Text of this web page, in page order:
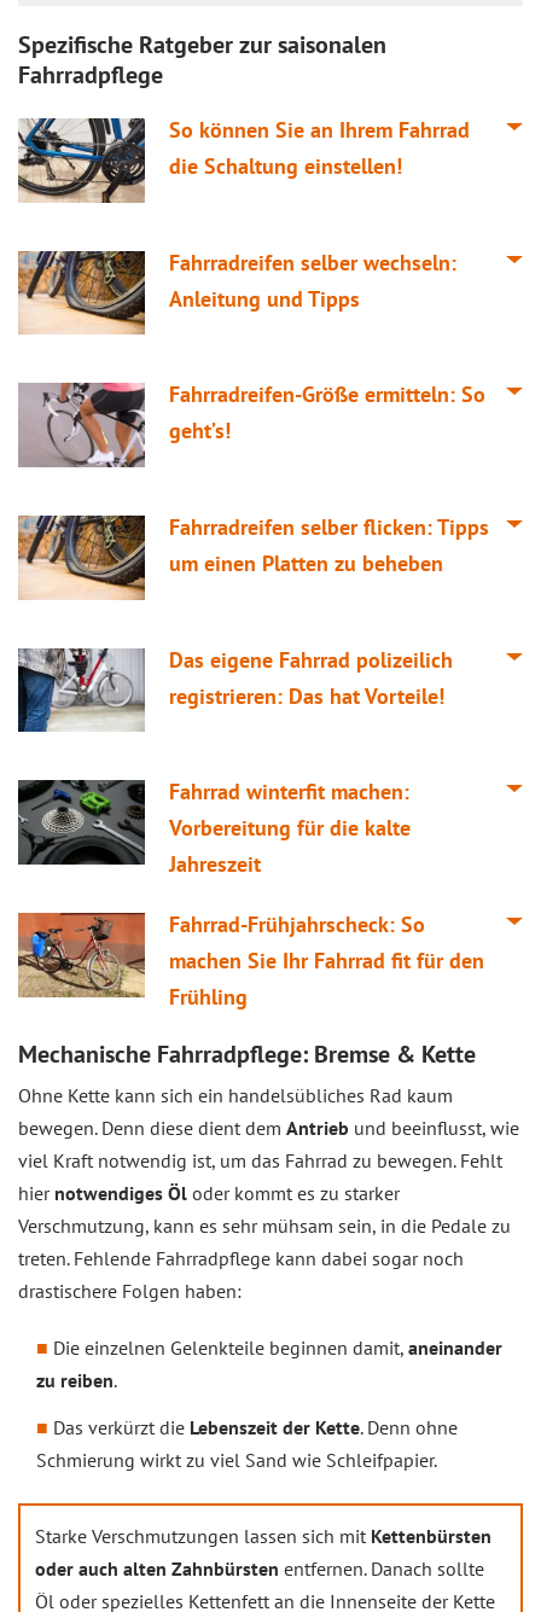
Spezifische Ratgeber zur saisonalen
Fahrradpflege
So können Sie an Ihrem Fahrrad
die Schaltung einstellen!
Fahrradreifen selber wechseln:
Anleitung und Tipps
Fahrradreifen-Größe ermitteln: So
geht’s!
Fahrradreifen selber flicken: Tipps
um einen Platten zu beheben
Das eigene Fahrrad polizeilich
registrieren: Das hat Vorteile!
Fahrrad winterfit machen:
Vorbereitung für die kalte
Jahreszeit
Fahrrad-Frühjahrscheck: So
machen Sie Ihr Fahrrad fit für den
Frühling
Mechanische Fahrradpflege: Bremse & Kette
Ohne Kette kann sich ein handelsübliches Rad kaum
bewegen. Denn diese dient dem Antrieb und beeinflusst, wie
viel Kraft notwendig ist, um das Fahrrad zu bewegen. Fehlt
hier notwendiges Öl oder kommt es zu starker
Verschmutzung, kann es sehr mühsam sein, in die Pedale zu
treten. Fehlende Fahrradpflege kann dabei sogar noch
drastischere Folgen haben:
Die einzelnen Gelenkteile beginnen damit, aneinander
zu reiben.
Das verkürzt die Lebenszeit der Kette. Denn ohne
Schmierung wirkt zu viel Sand wie Schleifpapier.
Starke Verschmutzungen lassen sich mit Kettenbürsten
oder auch alten Zahnbürsten entfernen. Danach sollte
Öl oder spezielles Kettenfett an die Innenseite der Kette